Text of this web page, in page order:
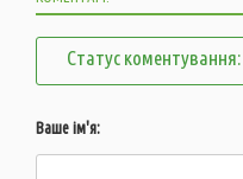
Статус
Ваше ім'я: